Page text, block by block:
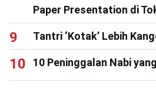
Paper Presentation di
Tantri ‘Kotak’ Lebih
10 Peninggalan Nabi